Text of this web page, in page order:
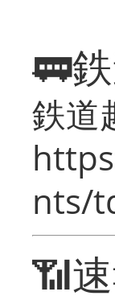
🚃
鉄道
nts/
📶